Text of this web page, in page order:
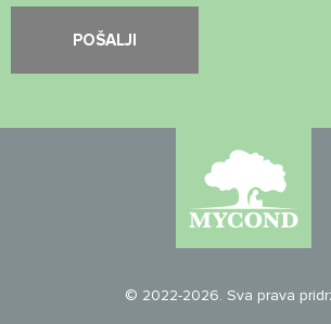
© 2022-2026. Sva prava